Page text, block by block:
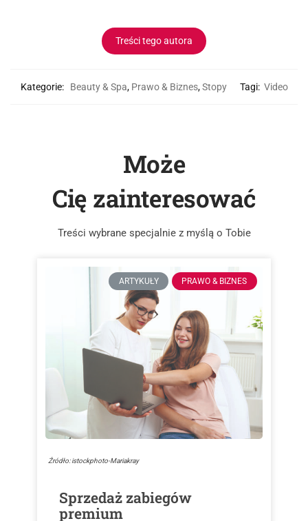
Treści tego autora
Kategorie: Beauty & Spa, Prawo & Biznes,Stopy Tagi: Video
Może
Cię zainteresować
Treści wybrane specjalnie z myślą o Tobie
ARTYKUŁY PRAWO & BIZNES
Źródło: istockphoto-Mariakray
Sprzedaż zabiegów
premium